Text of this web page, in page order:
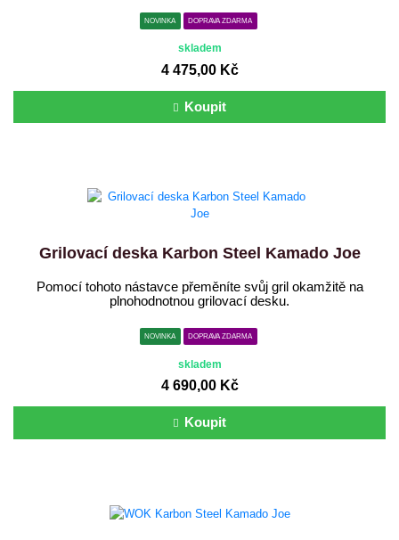
NOVINKA DOPRAVA ZDARMA
skladem
4 475,00 Kč
Koupit
Grilovací deska Karbon Steel Kamado Joe
Pomocí tohoto nástavce přeměníte svůj gril okamžitě na
plnohodnotnou grilovací desku.
NOVINKA DOPRAVA ZDARMA
skladem
4 690,00 Kč
Koupit